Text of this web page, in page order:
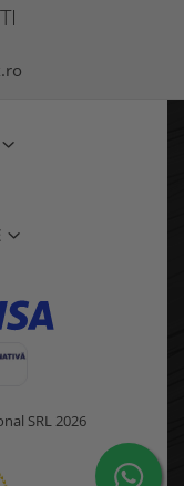
SRL 2026